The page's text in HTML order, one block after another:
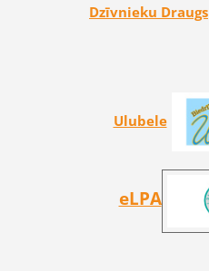
Dzīvnieku Draugs
Ulubele
eLPA